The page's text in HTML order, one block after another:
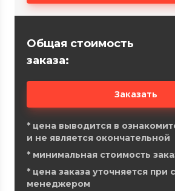
Общая стоимость
заказа:
Заказать
* цена выводится в
и не является окончательной
* минимальная стоимость
* цена заказа уточняется при
менеджером